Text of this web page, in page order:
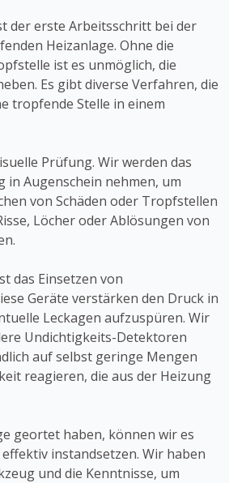
der erste Arbeitsschritt bei der
Heizanlage. Ohne die
ist es unmöglich, die
Es gibt diverse Verfahren, die
tropfende Stelle in einem
Prüfung. Wir werden das
in Augenschein nehmen, um
von Schäden oder Tropfstellen
Löcher oder Ablösungen von
das Einsetzen von
Geräte verstärken den Druck in
Leckagen aufzuspüren. Wir
Undichtigkeits-Detektoren
auf selbst geringe Mengen
reagieren, die aus der Heizung
geortet haben, können wir es
instandsetzen. Wir haben
und die Kenntnisse, um